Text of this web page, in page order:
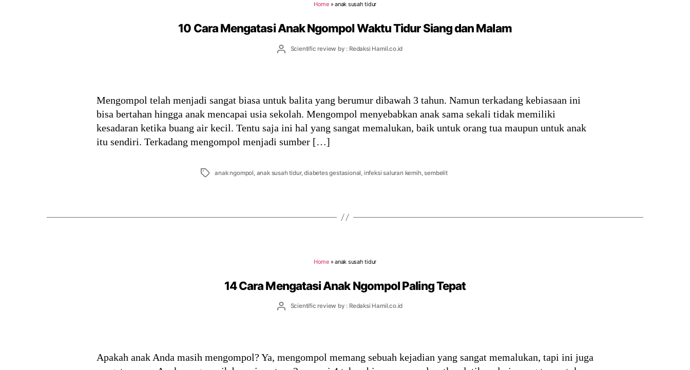
Home»anak susah tidur
10 Cara Mengatasi Anak Ngompol Waktu Tidur Siang dan Malam
PostScientific review by : Redaksi Hamil.co.id
Mengompol telah menjadi sangat biasa untuk balita yang berumur dibawah 3 tahun. Namun terkadang kebiasaan ini
bisa bertahan hingga anak mencapai usia sekolah. Mengompol menyebabkan anak sama sekali tidak memiliki
kesadaran ketika buang air kecil. Tentu saja ini hal yang sangat memalukan, baik untuk orang tua maupun untuk anak
itu sendiri. Terkadang mengompol menjadi sumber […]
Tags anak ngompol anak susah tidur,diabetes gestasional infeksi saluran kemih ,sembelit
Home»anak susah tidur
14 Cara Mengatasi Anak Ngompol Paling Tepat
PostScientific review by : Redaksi Hamil.co.id
Apakah anak Anda masih mengompol? Ya, mengompol memang sebuah kejadian yang sangat memalukan, tapi ini juga